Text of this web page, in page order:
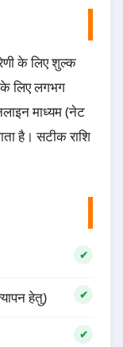
के लिए शुल्क
लिए लगभग
माध्यम (नेट
है। सटीक राशि
हेतु)